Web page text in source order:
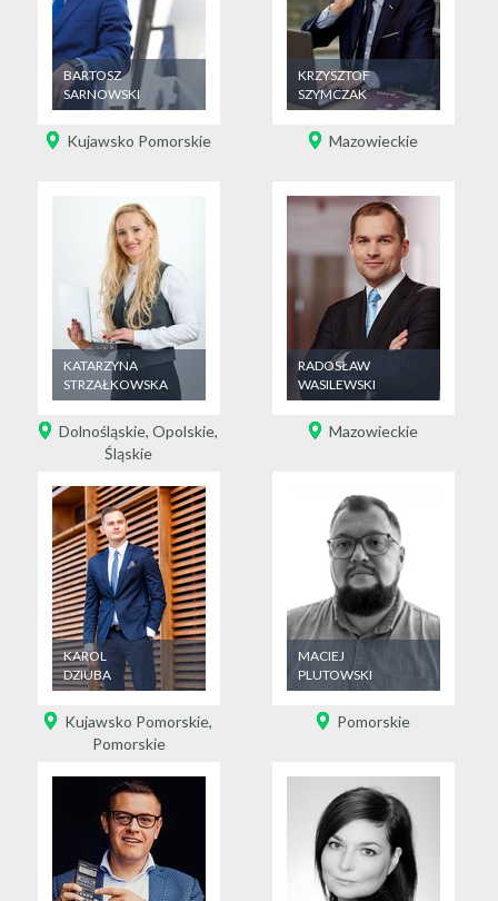
BARTOSZ
SARNOWSKI
Kujawsko Pomorskie
KRZYSZTOF
SZYMCZAK
Mazowieckie
KATARZYNA
STRZAŁKOWSKA
Dolnośląskie,Opolskie,
Śląskie
RADOSŁAW
WASILEWSKI
Mazowieckie
KAROL
DZIUBA
Kujawsko Pomorskie,
Pomorskie
MACIEJ
PLUTOWSKI
Pomorskie